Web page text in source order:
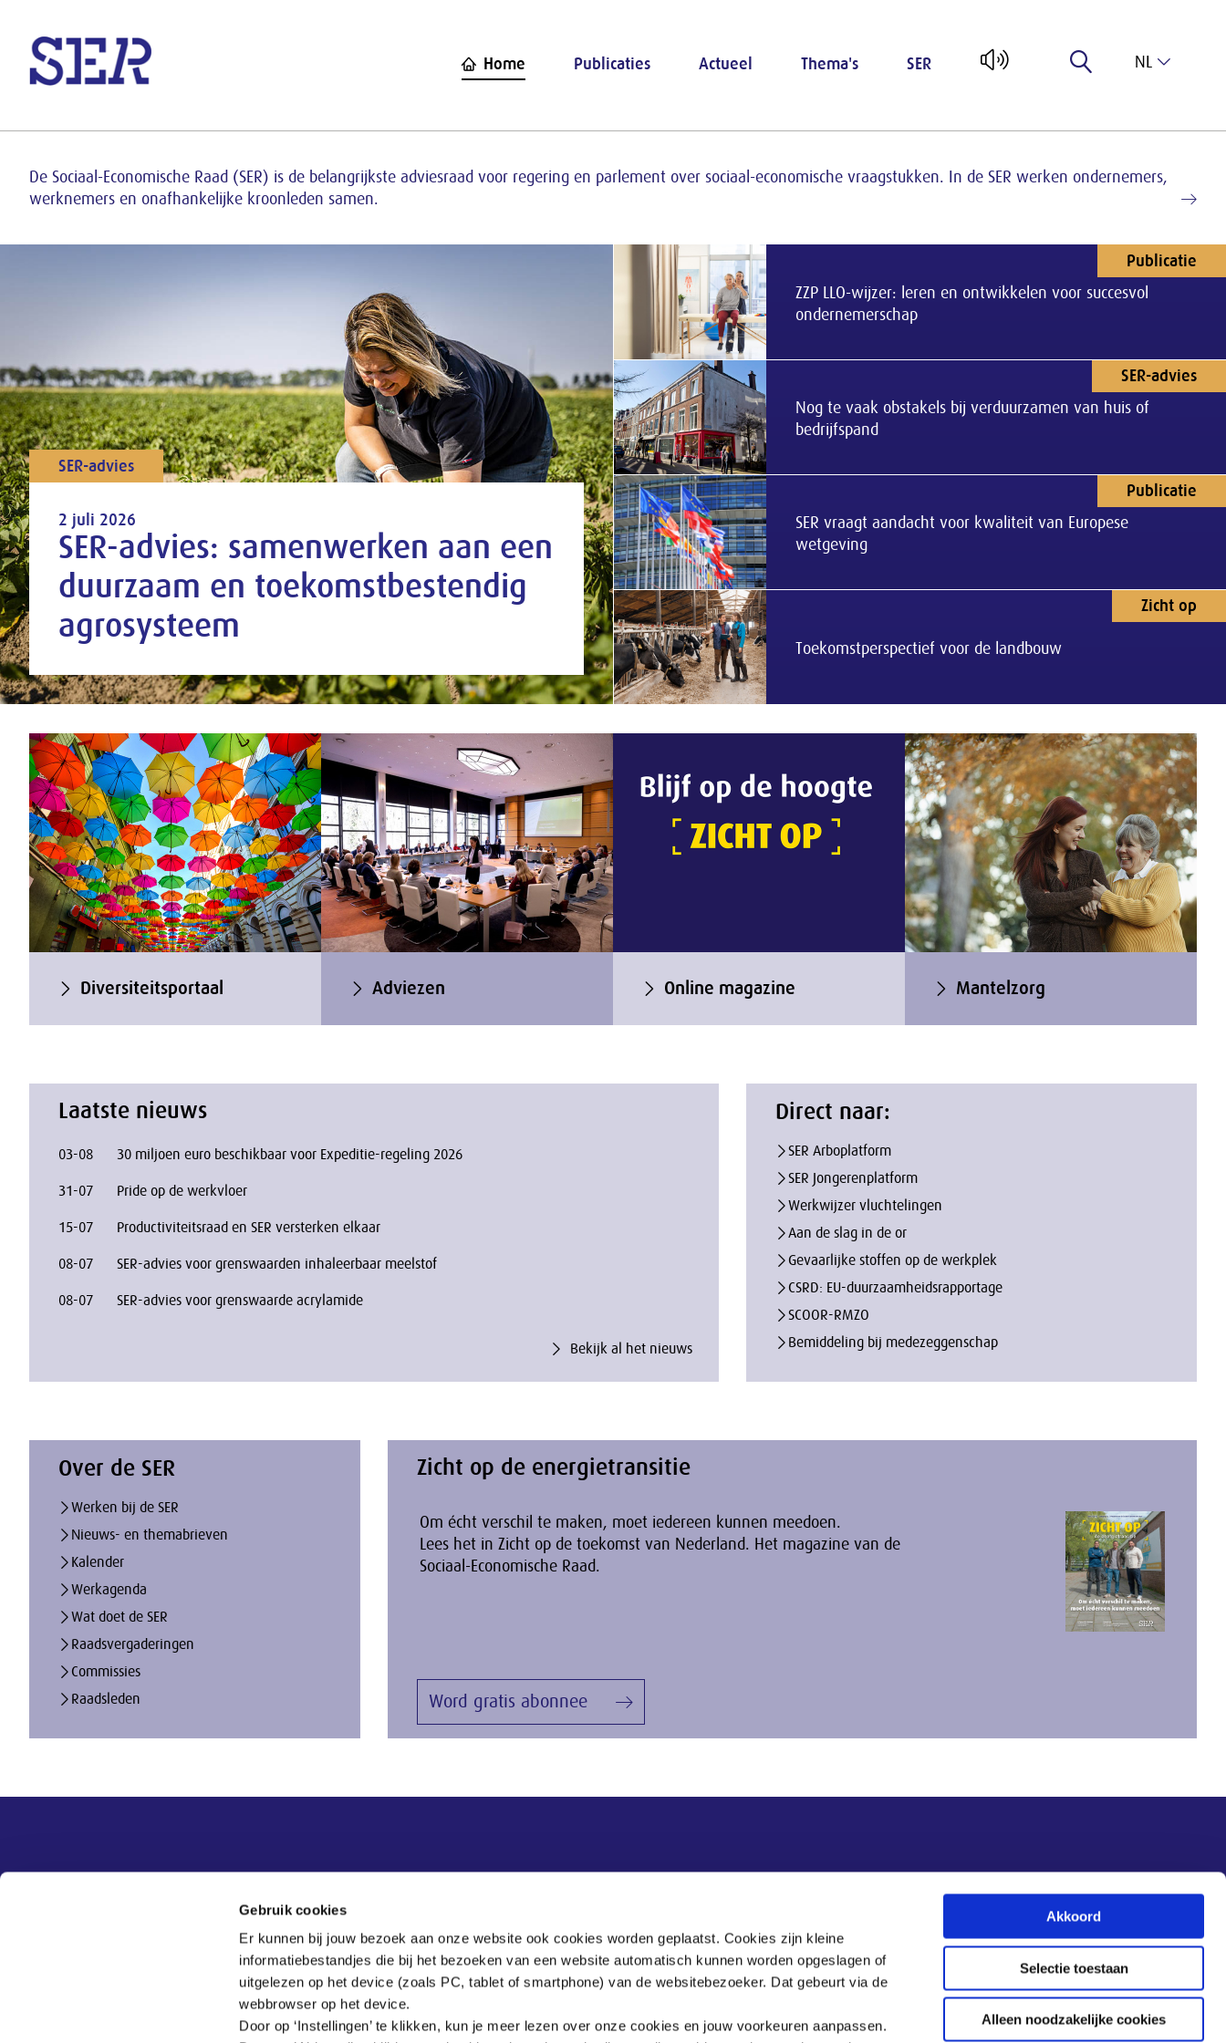
Gebruik cookies
Er kunnen bij jouw bezoek aan onze website ook cookies worden geplaatst. Cookies zijn kleine
informatiebestandjes die bij het bezoeken van een website automatisch kunnen worden opgeslagen of
uitgelezen op het device (zoals PC, tablet of smartphone) van de websitebezoeker. Dat gebeurt via de
webbrowser op het device.
Door op ‘Instellingen’ te klikken, kun je meer lezen over onze cookies en jouw voorkeuren aanpassen.
Akkoord
Selectie toestaan
Alleen noodzakelijke cookies
Informatie van de Sociaal-Economische Raad (SER)
Home Publicaties Actueel Thema's SER NL
De Sociaal-Economische Raad (SER) is de belangrijkste adviesraad voor regering en parlement over sociaal-economische vraagstukken. In de SER werken ondernemers,
werknemers en onafhankelijke kroonleden samen.
SER-advies
2 juli 2026
SER-advies: samenwerken aan een
duurzaam en toekomstbestendig
agrosysteem
Publicatie
ZZP LLO-wijzer: leren en ontwikkelen voor succesvol
ondernemerschap
SER-advies
Nog te vaak obstakels bij verduurzamen van huis of
bedrijfspand
Publicatie
SER vraagt aandacht voor kwaliteit van Europese
wetgeving
Zicht op
Toekomstperspectief voor de landbouw
Diversiteitsportaal Adviezen Online magazine Mantelzorg
Laatste nieuws
03-08 30 miljoen euro beschikbaar voor Expeditie-regeling 2026
31-07 Pride op de werkvloer
15-07 Productiviteitsraad en SER versterken elkaar
08-07 SER-advies voor grenswaarden inhaleerbaar meelstof
08-07 SER-advies voor grenswaarde acrylamide
Bekijk al het nieuws
Direct naar:
SER Arboplatform
SER Jongerenplatform
Werkwijzer vluchtelingen
Aan de slag in de or
Gevaarlijke stoffen op de werkplek
CSRD: EU-duurzaamheidsrapportage
SCOOR-RMZO
Bemiddeling bij medezeggenschap
Over de SER
Werken bij de SER
Nieuws- en themabrieven
Kalender
Werkagenda
Wat doet de SER
Raadsvergaderingen
Commissies
Raadsleden
Zicht op de energietransitie
Om écht verschil te maken, moet iedereen kunnen meedoen.
Lees het in Zicht op de toekomst van Nederland. Het magazine van de
Sociaal-Economische Raad.
Word gratis abonnee
Nieuwsupdate
Inschrijven
Contact
Tel:070 - 3 499 499
Veelgestelde vragen
Postbus 90405
2509 LK Den Haag